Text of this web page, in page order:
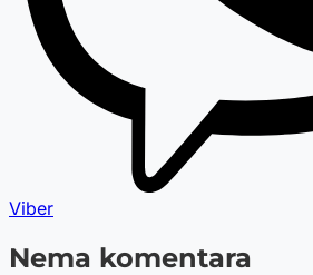
Viber
Nema komentara